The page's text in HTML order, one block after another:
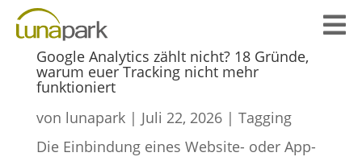

Google Analytics zählt nicht? 18 Gründe,
warum euer Tracking nicht mehr
funktioniert
von lunapark| Juli 22, 2026| Tagging
Die Einbindung eines Website- oder App-